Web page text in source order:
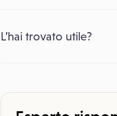
L’hai trovato utile?